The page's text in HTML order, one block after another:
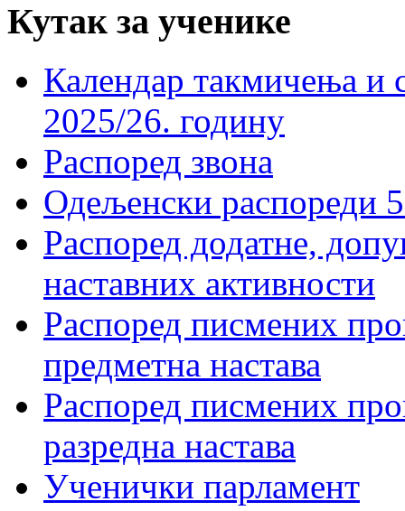
Кутак за ученике
Календар такмичења
2025/26. годину
Распоред звона
Одељенски распореди
Распоред додатне,
наставних активности
Распоред писмених
предметна настава
Распоред писмених
разредна настава
Ученички парламент